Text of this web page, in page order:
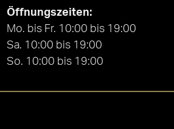
Öffnungszeiten:
Mo. bis Fr. 10:00 bis 19:00
Sa. 10:00 bis 19:00
So. 10:00 bis 19:00